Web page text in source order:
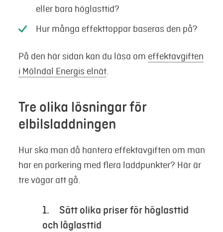
eller bara höglasttid?
Hur många effekttoppar baseras den på?
På den här sidan kan du läsa om effektavgiften
i Mölndal Energis elnät.
Tre olika lösningar för
elbilsladdningen
Hur ska man då hantera effektavgiften om man
har en parkering med flera laddpunkter? Här är
tre vägar att gå.
1. Sätt olika priser för höglasttid
och låglasttid